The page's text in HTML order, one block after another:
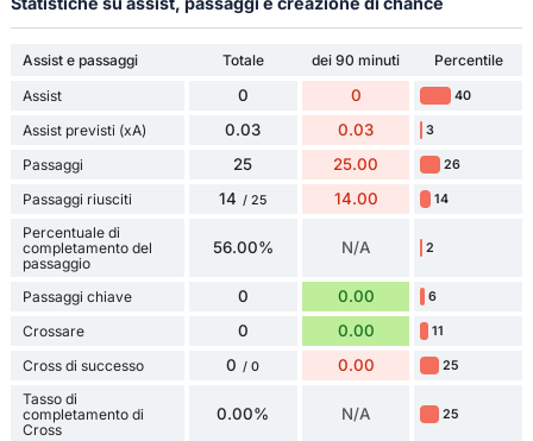
Assist e passaggi Totale dei 90 minuti
Percentile
Assist
0 0 40
Assist previsti (xA) 0.03 0.03 3
Passaggi 25 25.00 26
Passaggi riusciti 14 / 25 14.00 14
Percentuale di
completamento del
passaggio
56.00% N/A 2
Passaggi chiave 0 0.00 6
Crossare 0 0.00 11
Cross di successo 0 / 0 0.00 25
Tasso di
completamento di
Cross
0.00% N/A 25